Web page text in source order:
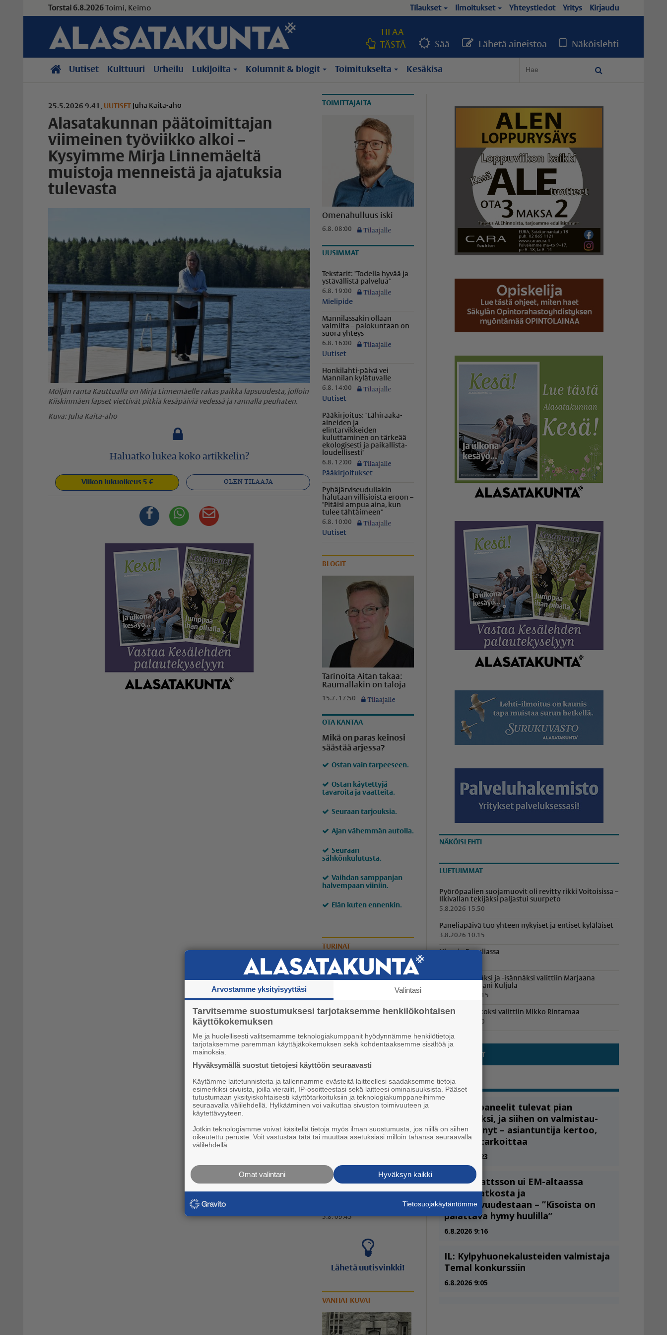
Torstai 6.8.2026 Toimi, Keimo Tilaukset Ilmoitukset Yhteystiedot Yritys Kirjaudu
TILAA
TÄSTÄ
Sää Lähetä aineistoa Näköislehti
Uutiset Kulttuuri Urheilu Lukijoilta Kolumnit & blogit Toimitukselta Kesäkisa
25.5.2026 9.41 , UUTISET Juha Kaita-aho
Alasatakunnan päätoimittajan
viimeinen työviikko alkoi –
Kysyimme Mirja Linnemäeltä
muistoja menneistä ja ajatuksia
tulevasta
Möljän ranta Kauttualla on Mirja Linnemäelle rakas paikka lapsuudesta, jolloin
Kiiskinmäen lapset viettivät pitkiä kesäpäiviä vedessä ja rannalla peuhaten.
Juha Kaita-aho
Haluatko lukea koko artikkelin?
Viikon lukuoikeus 5 € OLEN TILAAJA
FacebookWhatsappSähköposti
TOIMITTAJALTA
Omenahulluus iski
6.8. 08:00
UUSIMMAT
Tekstarit: "Todella hyvää ja
ystävällistä palvelua"
6.8. 19:00
Mielipide
Mannilassakin ollaan
valmiita – palokuntaan on
suora yhteys
6.8. 16:00
Uutiset
Honkilahti-päivä vei
Mannilan kylätuvalle
6.8. 14:00
Uutiset
Pääkirjoitus: "Lähiraaka-
aineiden ja
elintarvikkeiden
kuluttaminen on tärkeää
ekologisesti ja paikal­lis­ta­
lou­del­li­sesti"
6.8. 12:00
Pääkirjoitukset
Pyhäjär­vi­seu­dul­lakin
halutaan villisioista eroon –
"Pitäisi ampua aina, kun
tulee tähtäimeen"
6.8. 10:00
Uutiset
BLOGIT
Tarinoita Aitan takaa:
Raumallakin on taloja
15.7. 17:50
OTA KANTAA
Mikä on paras keinosi
säästää arjessa?
Ostan vain tarpeeseen.
Ostan käytettyjä
tavaroita ja vaatteita.
Seuraan tarjouksia.
Ajan vähemmän autolla.
Seuraan
sähkönkulutusta.
Vaihdan samppanjan
halvempaan viiniin.
Elän kuten ennenkin.
TURINAT
LUKIJAN KUVAT
5.8. 09:45
Lähetä uutisvinkki!
VANHAT KUVAT
NÄKÖISLEHTI
LUETUIMMAT
Pyöröpaalien suojamuovit oli revitty rikki Voitoisissa –
Ilkivallan tekijäksi paljastui suurpeto
5.8.2026 15.50
Paneliapäivä tuo yhteen nykyiset ja entiset kyläläiset
3.8.2026 10.15
Ulosajo Paneliassa
Löylyemännäksi ja -isännäksi valittiin Marjaana
Kuljula ja Juhani Kuljula
31.7.2026 19.15
Panelian Jaakoksi valittiin Mikko Rintamaa
1.8.2026 16.20
Arvostamme yksityisyyttäsi Valintasi
Tarvitsemme suostumuksesi tarjotaksemme henkilökohtaisen
käyttökokemuksen
Me ja huolellisesti valitsemamme teknologiakumppanit hyödynnämme henkilötietoja
tarjotaksemme paremman käyttäjäkokemuksen sekä kohdentaaksemme sisältöä ja
mainoksia.
Hyväksymällä suostut tietojesi käyttöön seuraavasti
Käytämme laitetunnisteita ja tallennamme evästeitä laitteellesi saadaksemme tietoja
esimerkiksi sivuista, joilla vierailit, IP-osoitteestasi sekä laitteesi ominaisuuksista. Pääset
tutustumaan yksityiskohtaisesti käyttötarkoituksiin ja teknologiakumppaneihimme
seuraavalla välilehdellä. Hylkääminen voi vaikuttaa sivuston toimivuuteen ja
käytettävyyteen.
Jotkin teknologiamme voivat käsitellä tietoja myös ilman suostumusta, jos niillä on siihen
oikeutettu peruste. Voit vastustaa tätä tai muuttaa asetuksiasi milloin tahansa seuraavalla
välilehdellä.
Hyväksyn kaikki
Omat valintani
Tietosuojakäytäntömme